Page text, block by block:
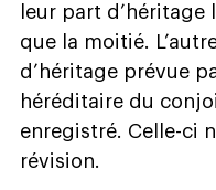
leur part
que la moitié.
d’héritage prévue
héréditaire du
enregistré. Celle-ci
révision.